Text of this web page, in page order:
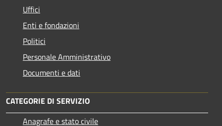
Uffici
Enti e fondazioni
Politici
Personale Amministrativo
Documenti e dati
CATEGORIE DI SERVIZIO
Anagrafe e stato civile